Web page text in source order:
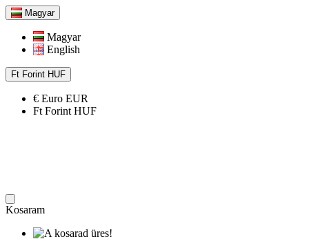
Magyar
Magyar
English
Ft Forint HUF
€ Euro EUR
Ft Forint HUF
Kosaram